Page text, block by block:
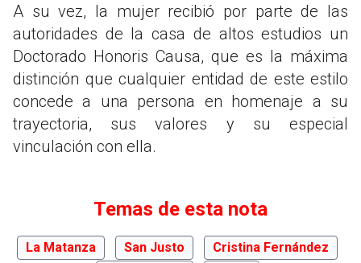
A su vez, la mujer recibió por parte de las
autoridades de la casa de altos estudios un
Doctorado Honoris Causa, que es la máxima
distinción que cualquier entidad de este estilo
concede a una persona en homenaje a su
trayectoria, sus valores y su especial
vinculación con ella.
Temas de esta nota
La Matanza San Justo
Cristina Fernández